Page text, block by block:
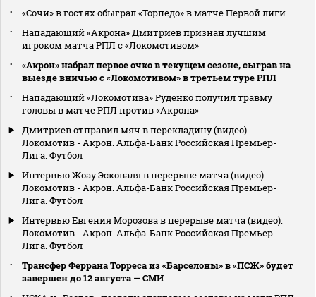
«Сочи» в гостях обыграл «Торпедо» в матче Первой лиги
Нападающий «Акрона» Дмитриев признан лучшим
игроком матча РПЛ с «Локомотивом»
«Акрон» набрал первое очко в текущем сезоне, сыграв на
выезде вничью с «Локомотивом» в третьем туре РПЛ
Нападающий «Локомотива» Руденко получил травму
головы в матче РПЛ против «Акрона»
Дмитриев отправил мяч в перекладину (видео).
Локомотив - Акрон. Альфа-Банк Российская Премьер-
Лига. Футбол
Интервью Жоау Эсковаля в перерыве матча (видео).
Локомотив - Акрон. Альфа-Банк Российская Премьер-
Лига. Футбол
Интервью Евгения Морозова в перерыве матча (видео).
Локомотив - Акрон. Альфа-Банк Российская Премьер-
Лига. Футбол
Трансфер Феррана Торреса из «Барселоны» в «ПСЖ» будет
завершен до 12 августа — СМИ